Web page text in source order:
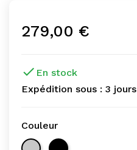
279,00 €
 En stock
Expédition sous : 3 jours
Couleur
Inox
Noir